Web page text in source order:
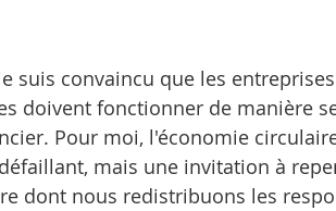
suis convaincu que les
doivent fonctionner de manière
Pour moi, l'économie
mais une invitation à
dont nous redistribuons les